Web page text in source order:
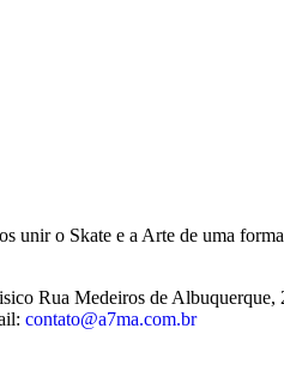
unir o Skate e a Arte de uma
Rua Medeiros de
contato@a7ma.com.br